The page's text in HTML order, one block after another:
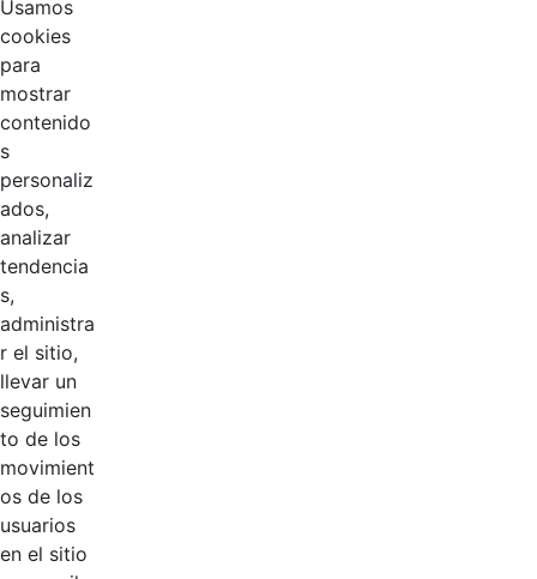
Usamos
cookies
para
mostrar
contenido
s
personaliz
ados,
analizar
tendencia
s,
administra
r el sitio,
llevar un
seguimien
to de los
movimient
os de los
usuarios
en el sitio